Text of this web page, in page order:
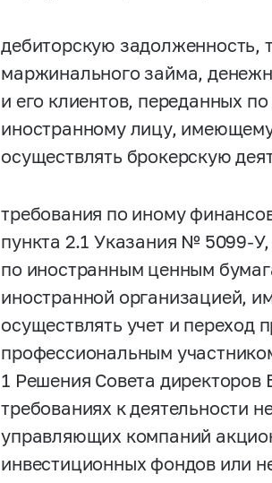
дебиторскую задолженность,
маржинального займа,
и его клиентов, переданных
иностранному лицу,
осуществлять брокерскую
требования по иному
пункта 2.1 Указания № 5099-У,
по иностранным ценным
иностранной организацией,
осуществлять учет и переход
профессиональным
1 Решения Совета директоров
требованиях к деятельности
управляющих компаний
инвестиционных фондов или